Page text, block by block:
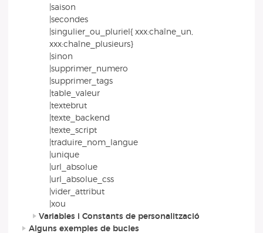
|saison
|secondes
|singulier_ou_pluriel{ xxx:chaîne_un,
xxx:chaîne_plusieurs}
|sinon
|supprimer_numero
|supprimer_tags
|table_valeur
|textebrut
|texte_backend
|texte_script
|traduire_nom_langue
|unique
|url_absolue
|url_absolue_css
|vider_attribut
|xou
Variables i Constants de personalització
Alguns exemples de bucles